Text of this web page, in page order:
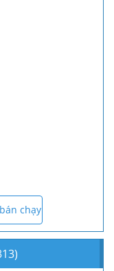
chạy